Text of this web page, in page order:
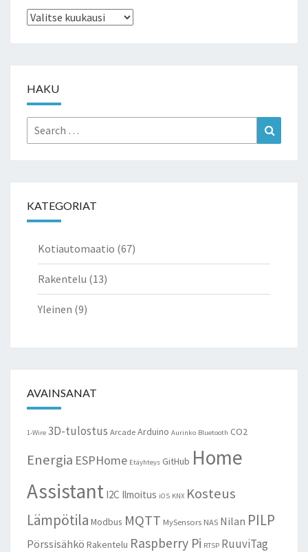
Arkistot
HAKU
Search
for:
KATEGORIAT
Kotiautomaatio (67)
Rakentelu (13)
Yleinen (9)
AVAINSANAT
1-Wire 3D-tulostus Arcade Arduino Aurinko Bluetooth CO2
Energia ESPHome Etäyhteys GitHub Home
Assistant I2C Ilmoitus iOS KNX Kosteus
Lämpötila Modbus MQTT MySensors NAS Nilan PILP
Pörssisähkö Rakentelu Raspberry Pi RTSP RuuviTag